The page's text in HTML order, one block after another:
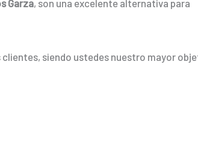
Garza, son una excelente alternativa para
siendo ustedes nuestro mayor